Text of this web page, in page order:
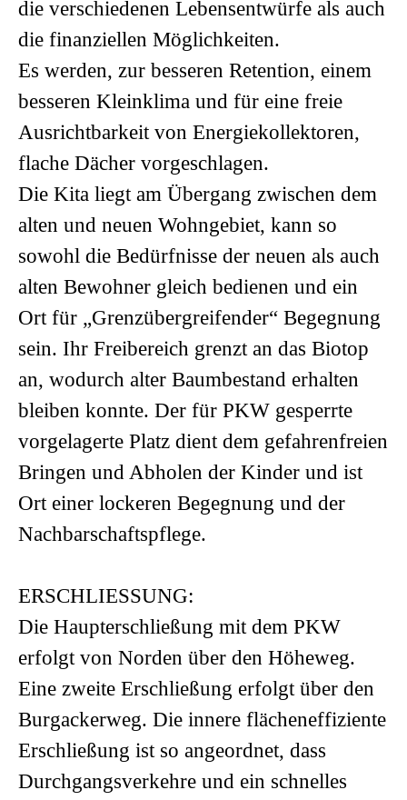
die verschiedenen Lebensentwürfe als auch
die finanziellen Möglichkeiten.
Es werden, zur besseren Retention, einem
besseren Kleinklima und für eine freie
Ausrichtbarkeit von Energiekollektoren,
flache Dächer vorgeschlagen.
Die Kita liegt am Übergang zwischen dem
alten und neuen Wohngebiet, kann so
sowohl die Bedürfnisse der neuen als auch
alten Bewohner gleich bedienen und ein
Ort für „Grenzübergreifender“ Begegnung
sein. Ihr Freibereich grenzt an das Biotop
an, wodurch alter Baumbestand erhalten
bleiben konnte. Der für PKW gesperrte
vorgelagerte Platz dient dem gefahrenfreien
Bringen und Abholen der Kinder und ist
Ort einer lockeren Begegnung und der
Nachbarschaftspflege.
ERSCHLIESSUNG:
Die Haupterschließung mit dem PKW
erfolgt von Norden über den Höheweg.
Eine zweite Erschließung erfolgt über den
Burgackerweg. Die innere flächeneffiziente
Erschließung ist so angeordnet, dass
Durchgangsverkehre und ein schnelles